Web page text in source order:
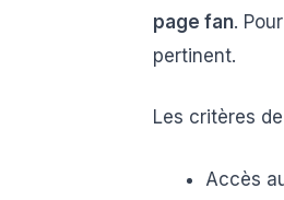
page fan.
pertinent.
Les critères
Accès